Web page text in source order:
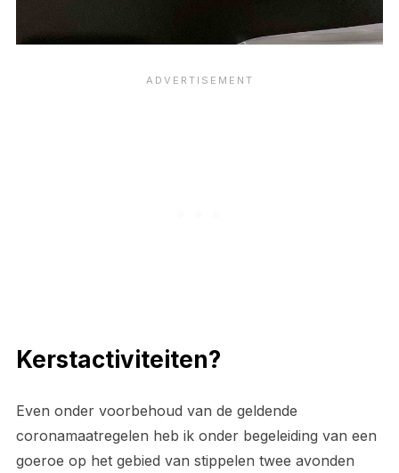
Kerstactiviteiten?
Even onder voorbehoud van de geldende
coronamaatregelen heb ik onder begeleiding van een
goeroe op het gebied van stippelen twee avonden